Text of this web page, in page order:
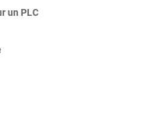
un PLC